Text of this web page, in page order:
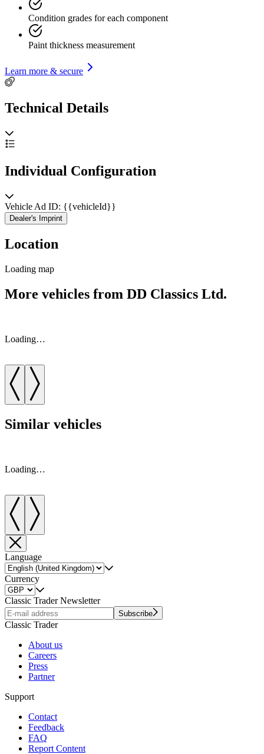
Condition grades for each component
Paint thickness measurement
Learn more & secure
Technical Details
Individual Configuration
Vehicle Ad ID: {{vehicleId}}
Dealer's Imprint
Location
Loading map
More vehicles from DD Classics Ltd.
Loading…
Similar vehicles
Loading…
Language
Currency
Classic Trader Newsletter
Subscribe
Classic Trader
About us
Careers
Press
Partner
Support
Contact
Feedback
FAQ
Report Content